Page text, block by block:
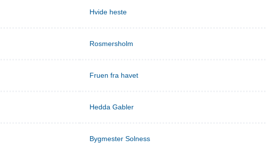
Hvide heste
Rosmersholm
Fruen fra havet
Hedda Gabler
Bygmester Solness